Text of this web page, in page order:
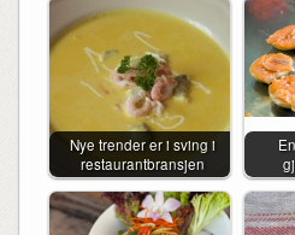
Nye trender er i sving i
restaurantbransjen